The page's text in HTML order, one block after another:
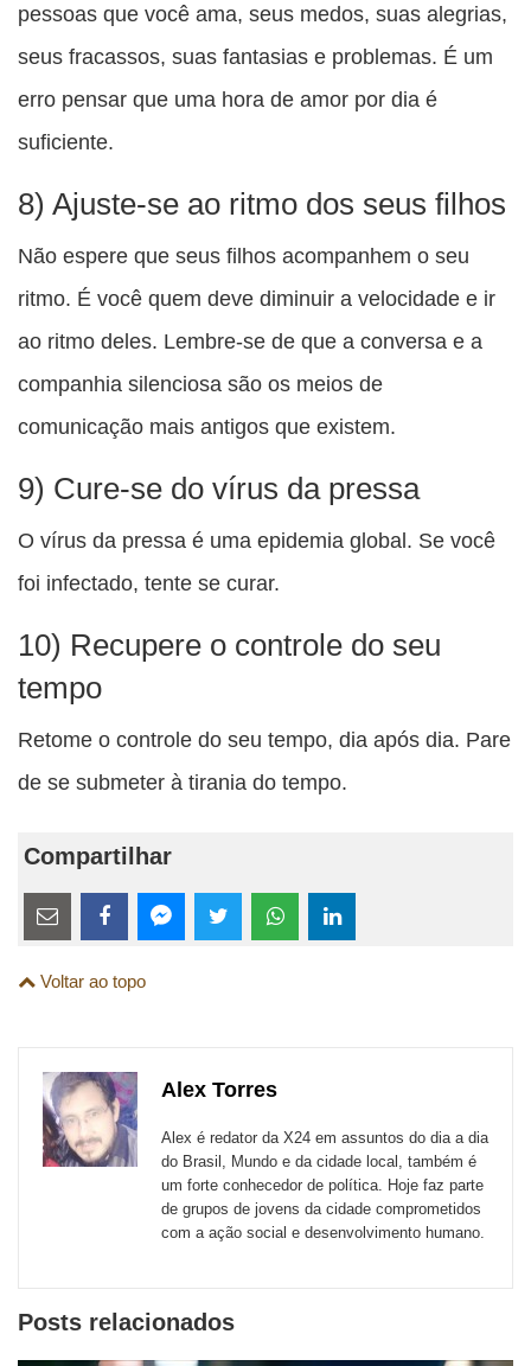
pessoas que você ama, seus medos, suas alegrias,
seus fracassos, suas fantasias e problemas. É um
erro pensar que uma hora de amor por dia é
suficiente.
8) Ajuste-se ao ritmo dos seus filhos
Não espere que seus filhos acompanhem o seu
ritmo. É você quem deve diminuir a velocidade e ir
ao ritmo deles. Lembre-se de que a conversa e a
companhia silenciosa são os meios de
comunicação mais antigos que existem.
9) Cure-se do vírus da pressa
O vírus da pressa é uma epidemia global. Se você
foi infectado, tente se curar.
10) Recupere o controle do seu
tempo
Retome o controle do seu tempo, dia após dia. Pare
de se submeter à tirania do tempo.
Compartilhar
Estes
links
são
sites
externos
esta
Email
esta
FacebookMessenger
TwitterWhatsApp
Voltar ao topo
Alex Torres
Alex é redator da X24 em assuntos do dia a dia
do Brasil, Mundo e da cidade local, também é
um forte conhecedor de política. Hoje faz parte
de grupos de jovens da cidade comprometidos
com a ação social e desenvolvimento humano.
Posts relacionados